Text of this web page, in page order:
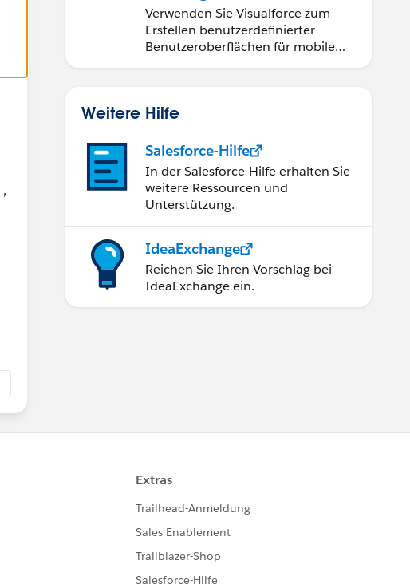
Verwenden Sie Visualforce zum
Erstellen benutzerdefinierter
Benutzeroberflächen für mobile
Weitere Hilfe
Salesforce-Hilfe
In der Salesforce-Hilfe erhalten Sie
weitere Ressourcen und
Unterstützung.
IdeaExchange
Reichen Sie Ihren Vorschlag bei
IdeaExchange ein.